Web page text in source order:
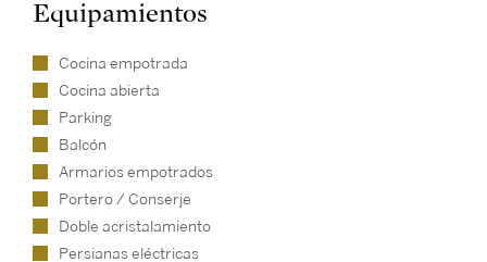
Equipamientos
Cocina empotrada
Cocina abierta
Parking
Balcón
Armarios empotrados
Portero / Conserje
Doble acristalamiento
Persianas eléctricas